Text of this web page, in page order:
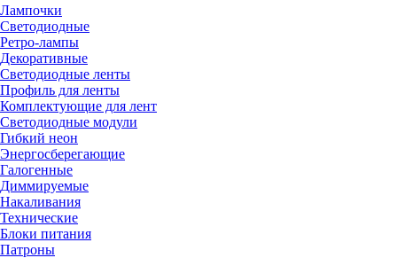
Лампочки
Светодиодные
Ретро-лампы
Декоративные
Светодиодные ленты
Профиль для ленты
Комплектующие для лент
Светодиодные модули
Гибкий неон
Энергосберегающие
Галогенные
Диммируемые
Накаливания
Технические
Блоки питания
Патроны